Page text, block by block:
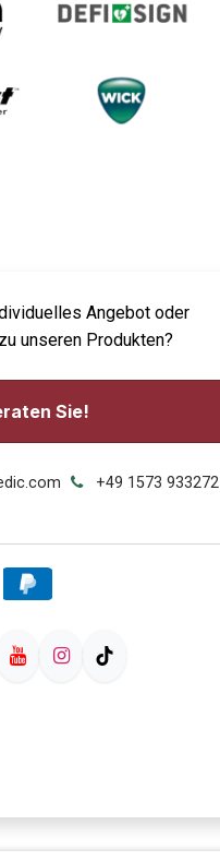
Angebot oder
unseren Produkten?
Sie!
+49 1573 933272